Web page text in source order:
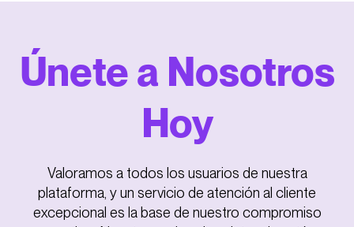
Únete a Nosotros
Hoy
Valoramos a todos los usuarios de nuestra
plataforma, y un servicio de atención al cliente
excepcional es la base de nuestro compromiso